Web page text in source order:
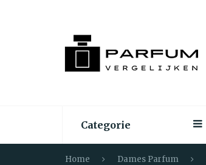
Categorie
Home Dames Parfum